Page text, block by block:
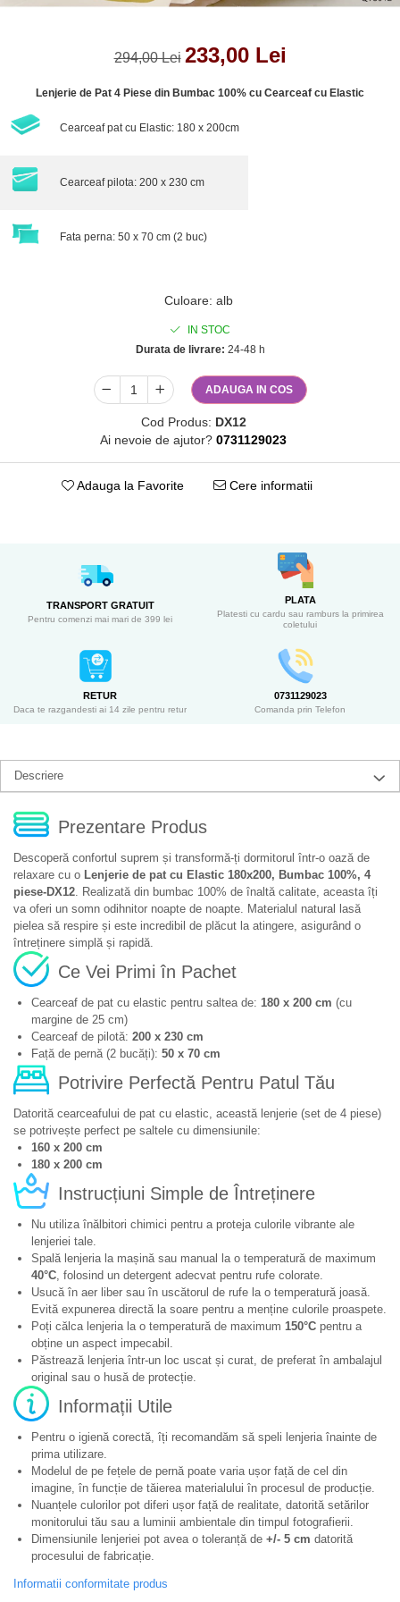
294,00 Lei 233,00 Lei
Lenjerie de Pat 4 Piese din Bumbac 100% cu Cearceaf cu Elastic
Cearceaf pat cu Elastic: 180 x 200cm
Cearceaf pilota: 200 x 230 cm
Fata perna: 50 x 70 cm (2 buc)
Culoare: alb
IN STOC
Durata de livrare: 24-48 h
ADAUGA IN COS
Cod Produs: DX12
Ai nevoie de ajutor? 0731129023
Adauga la Favorite Cere informatii
TRANSPORT GRATUIT
Pentru comenzi mai mari de 399 lei
PLATA
Platesti cu cardu sau ramburs la primirea
coletului
RETUR
Daca te razgandesti ai 14 zile pentru retur
0731129023
Comanda prin Telefon
Descriere
Prezentare Produs
Descoperă confortul suprem și transformă-ți dormitorul într-o oază de
relaxare cu o Lenjerie de pat cu Elastic 180x200, Bumbac 100%, 4
piese-DX12 . Realizată din bumbac 100% de înaltă calitate, aceasta îți
va oferi un somn odihnitor noapte de noapte. Materialul natural lasă
pielea să respire și este incredibil de plăcut la atingere, asigurând o
întreținere simplă și rapidă.
Ce Vei Primi în Pachet
Cearceaf de pat cu elastic pentru saltea de: 180 x 200 cm (cu
margine de 25 cm)
Cearceaf de pilotă: 200 x 230 cm
Față de pernă (2 bucăți): 50 x 70 cm
Potrivire Perfectă Pentru Patul Tău
Datorită cearceafului de pat cu elastic, această lenjerie (set de 4 piese)
se potrivește perfect pe saltele cu dimensiunile:
160 x 200 cm
180 x 200 cm
Instrucțiuni Simple de Întreținere
Nu utiliza înălbitori chimici pentru a proteja culorile vibrante ale
lenjeriei tale.
Spală lenjeria la mașină sau manual la o temperatură de maximum
40°C , folosind un detergent adecvat pentru rufe colorate.
Usucă în aer liber sau în uscătorul de rufe la o temperatură joasă.
Evită expunerea directă la soare pentru a menține culorile proaspete.
Poți călca lenjeria la o temperatură de maximum 150°C pentru a
obține un aspect impecabil.
Păstrează lenjeria într-un loc uscat și curat, de preferat în ambalajul
original sau o husă de protecție.
Informații Utile
Pentru o igienă corectă, îți recomandăm să speli lenjeria înainte de
prima utilizare.
Modelul de pe fețele de pernă poate varia ușor față de cel din
imagine, în funcție de tăierea materialului în procesul de producție.
Nuanțele culorilor pot diferi ușor față de realitate, datorită setărilor
monitorului tău sau a luminii ambientale din timpul fotografierii.
Dimensiunile lenjeriei pot avea o toleranță de +/- 5 cm datorită
procesului de fabricație.
Informatii conformitate produs